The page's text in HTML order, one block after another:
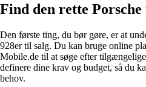
Find den rette Porsche
Den første ting, du bør gøre, er at
928er til salg. Du kan bruge online
Mobile.de til at søge efter
definere dine krav og budget, så du
behov.